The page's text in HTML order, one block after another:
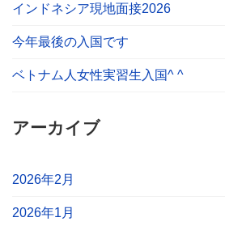
インドネシア現地面接2026
今年最後の入国です
ベトナム人女性実習生入国^ ^
アーカイブ
2026年2月
2026年1月